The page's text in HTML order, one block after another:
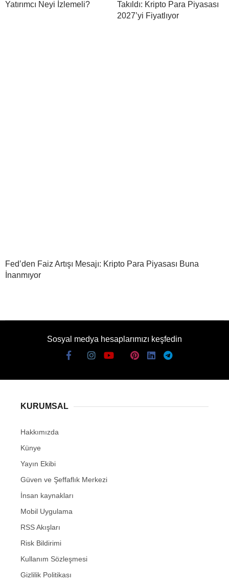
Yatırımcı Neyi İzlemeli?
Takıldı: Kripto Para Piyasası
2027’yi Fiyatlıyor
Fed’den Faiz Artışı Mesajı: Kripto Para Piyasası Buna
İnanmıyor
Sosyal medya hesaplarımızı keşfedin
KURUMSAL
Hakkımızda
Künye
Yayın Ekibi
Güven ve Şeffaflık Merkezi
İnsan kaynakları
Mobil Uygulama
RSS Akışları
Risk Bildirimi
Kullanım Sözleşmesi
Gizlilik Politikası